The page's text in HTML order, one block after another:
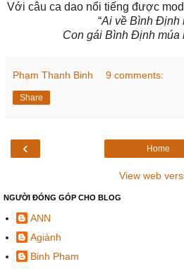
Với câu ca dao nổi tiếng được
“Ai về Bình Định
Con gái Bình Định múa
Phạm Thanh Binh 9 comments:
Share
‹ Home
View web
NGƯỜI ĐÓNG GÓP CHO BLOG
ANN
Agiành
Binh Pham